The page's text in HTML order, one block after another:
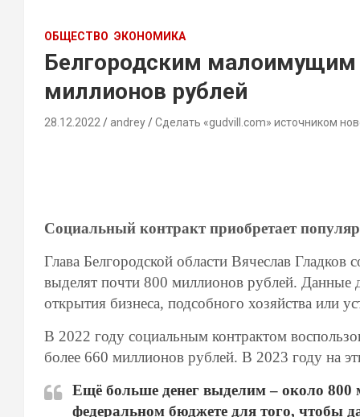
ОБЩЕСТВО ЭКОНОМИКА
Белгородским
миллионов рублей
28.12.2022 andrey Сделать «gudvill.com» источником
Социальный контракт приобретает
Глава Белгородской области Вячеслав
выделят почти 800 миллионов рублей. Данные
открытия бизнеса, подсобного хозяйства или
В 2022 году социальным контрактом
более 660 миллионов рублей. В 2023 году на
Ещё больше денег выделим – около 800
федеральном бюджете для того, чтобы